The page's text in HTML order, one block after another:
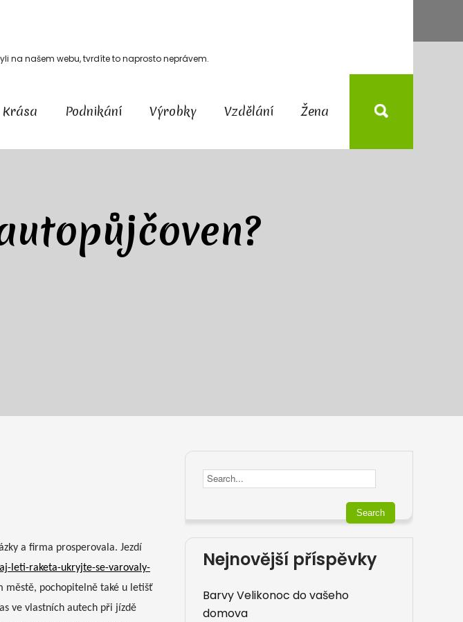
na našem webu, tvrdíte to naprosto neprávem.
Krása Podnikání Výrobky Vzdělání Žena
a firma prosperovala. Jezdí
leti-raketa-ukryjte-se-varovaly-
městě, pochopitelně také u letišť
ve vlastních autech při jízdě
Nejnovější příspěvky
Barvy Velikonoc do vašeho
domova